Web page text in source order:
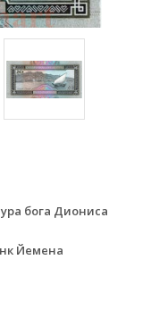
бога Диониса
Йемена